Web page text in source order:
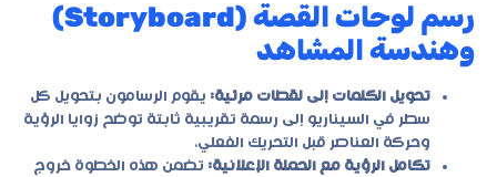
رسم لوحات القصة (Storyboard)
وهندسة المشاهد
تحويل الكلمات إلى لقطات مرئية: يقوم الرسامون بتحويل كل
سطر في السيناريو إلى رسمة تقريبية ثابتة توضح زوايا الرؤية
وحركة العناصر قبل التحريك الفعلي.
تكامل الرؤية مع الحملة الإعلانية: تضمن هذه الخطوة خروج